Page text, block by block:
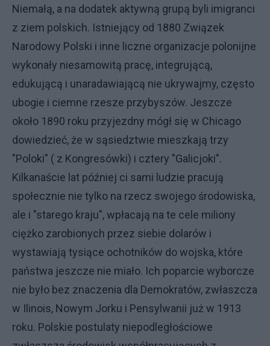
Niemałą, a na dodatek aktywną grupą byli imigranci
z ziem polskich. Istniejący od 1880 Związek
Narodowy Polski i inne liczne organizacje polonijne
wykonały niesamowitą pracę, integrującą,
edukującą i unaradawiającą nie ukrywajmy, często
ubogie i ciemne rzesze przybyszów. Jeszcze
około 1890 roku przyjezdny mógł się w Chicago
dowiedzieć, że w sąsiedztwie mieszkają trzy
"Poloki" ( z Kongresówki) i cztery "Galicjoki".
Kilkanaście lat później ci sami ludzie pracują
społecznie nie tylko na rzecz swojego środowiska,
ale i "starego kraju", wpłacają na te cele miliony
ciężko zarobionych przez siebie dolarów i
wystawiają tysiące ochotników do wojska, które
państwa jeszcze nie miało. Ich poparcie wyborcze
nie było bez znaczenia dla Demokratów, zwłaszcza
w Ilinois, Nowym Jorku i Pensylwanii już w 1913
roku. Polskie postulaty niepodległościowe